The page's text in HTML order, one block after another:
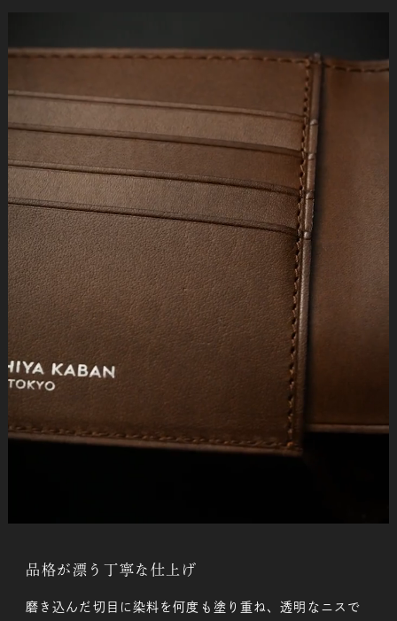
品格が漂う丁寧な仕上げ
磨き込んだ切目に染料を何度も塗り重ね、透明なニスで